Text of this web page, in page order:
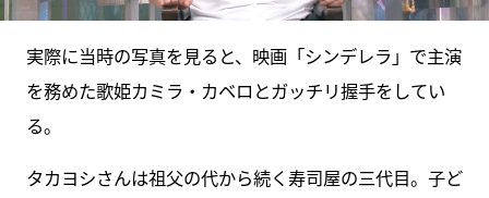
実際に当時の写真を見ると、映画「シンデレラ」で主演
を務めた歌姫カミラ・カベロとガッチリ握手をしてい
る。
タカヨシさんは祖父の代から続く寿司屋の三代目。子ど